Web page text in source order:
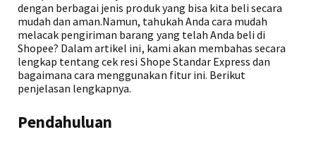
dengan berbagai jenis produk yang bisa kita beli secara
mudah dan aman.Namun, tahukah Anda cara mudah
melacak pengiriman barang yang telah Anda beli di
Shopee? Dalam artikel ini, kami akan membahas secara
lengkap tentang cek resi Shope Standar Express dan
bagaimana cara menggunakan fitur ini. Berikut
penjelasan lengkapnya.
Pendahuluan